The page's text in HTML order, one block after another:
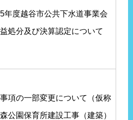
年度越谷市公共下水道事業会
処分及び決算認定について
項の一部変更について（仮称
公園保育所建設工事（建築）